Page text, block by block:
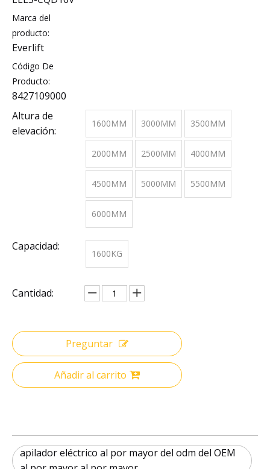
Marca del
producto:
Everlift
Código De
Producto:
8427109000
Altura de
elevación:
1600MM 3000MM 3500MM
2000MM 2500MM 4000MM
4500MM 5000MM 5500MM
6000MM
Capacidad:
1600KG
Cantidad:
Preguntar
Añadir al carrito
apilador eléctrico al por mayor del odm del OEM